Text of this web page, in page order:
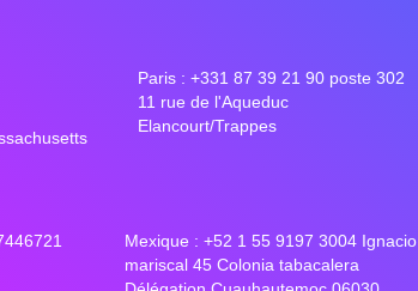
Paris : +331 87 39 21 90 poste 302
11 rue de l'Aqueduc
Elancourt/Trappes
Mexique : +52 1 55 9197 3004 Ignacio
mariscal 45 Colonia tabacalera